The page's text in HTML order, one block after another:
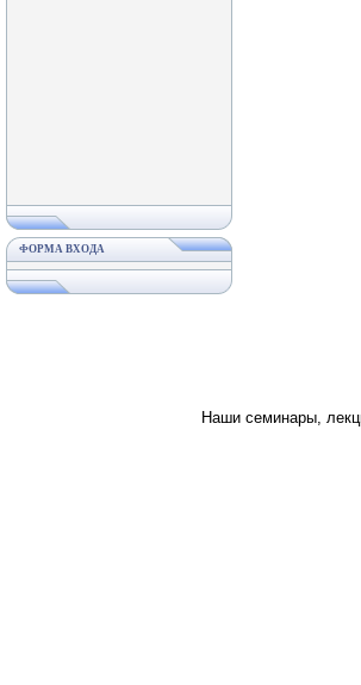
ФОРМА ВХОДА
Наши семинары,